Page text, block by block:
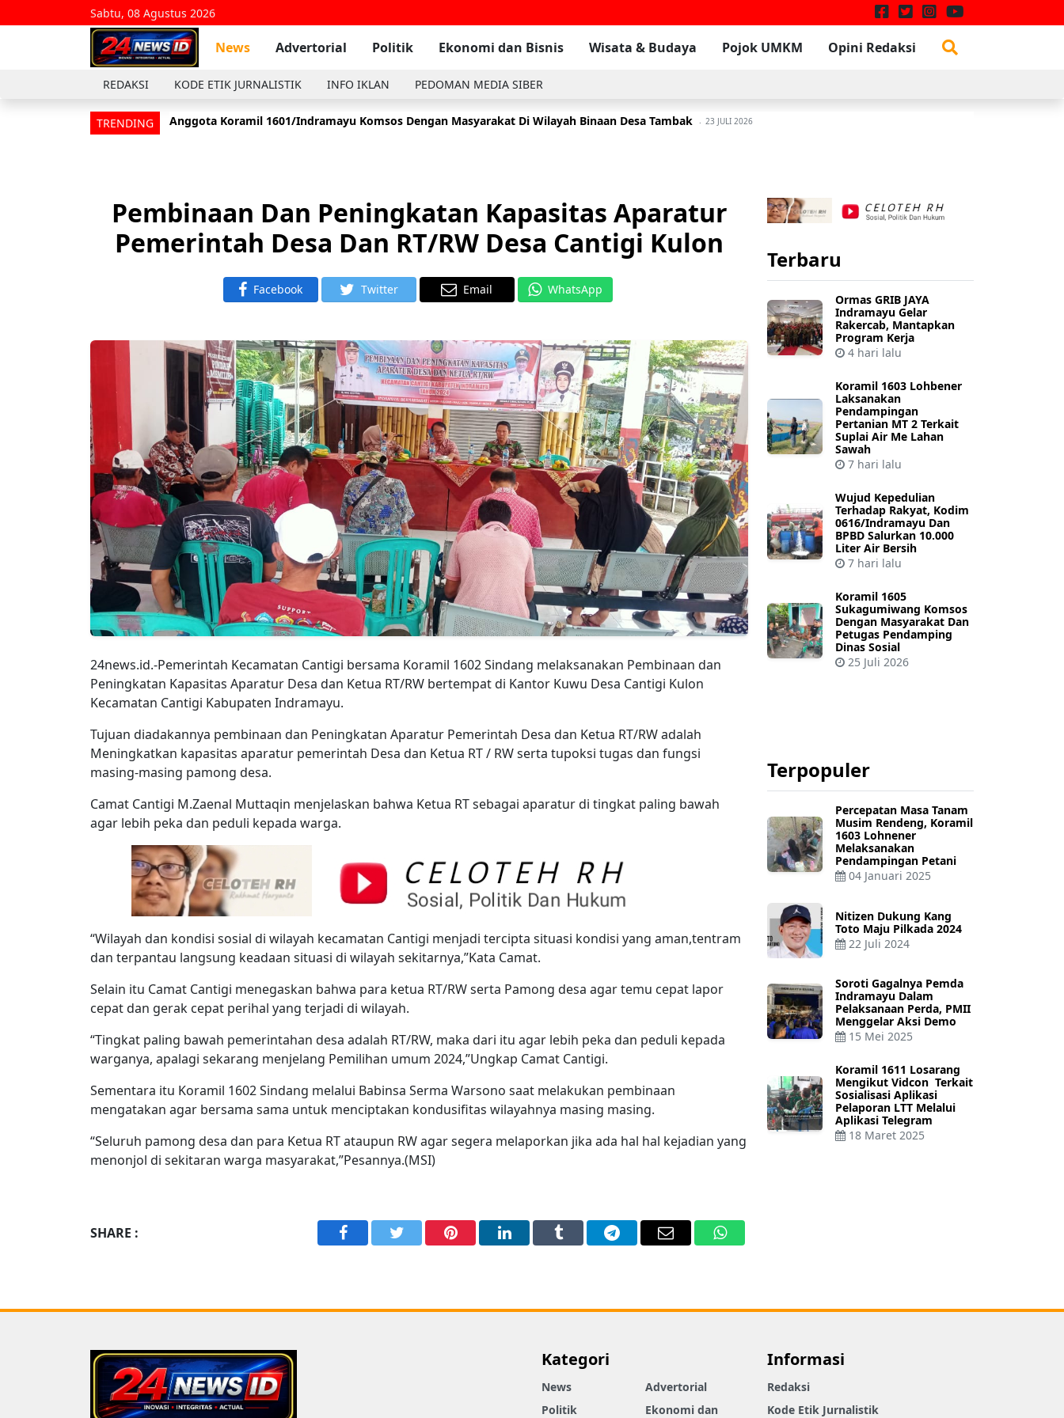
Sabtu, 08 Agustus 2026
News Advertorial Politik Ekonomi dan Bisnis Wisata & Budaya Pojok UMKM Opini Redaksi
REDAKSI KODE ETIK JURNALISTIK INFO IKLAN PEDOMAN MEDIA SIBER
TRENDING Anggota Koramil 1601/Indramayu Komsos Dengan Masyarakat Di Wilayah Binaan Desa Tambak 23 JULI 2026
Pembinaan Dan Peningkatan Kapasitas Aparatur
Pemerintah Desa Dan RT/RW Desa Cantigi Kulon
Facebook Twitter Email WhatsApp
24news.id.-Pemerintah Kecamatan Cantigi bersama Koramil 1602 Sindang melaksanakan Pembinaan dan
Peningkatan Kapasitas Aparatur Desa dan Ketua RT/RW bertempat di Kantor Kuwu Desa Cantigi Kulon
Kecamatan Cantigi Kabupaten Indramayu.
Tujuan diadakannya pembinaan dan Peningkatan Aparatur Pemerintah Desa dan Ketua RT/RW adalah
Meningkatkan kapasitas aparatur pemerintah Desa dan Ketua RT / RW serta tupoksi tugas dan fungsi
masing-masing pamong desa.
Camat Cantigi M.Zaenal Muttaqin menjelaskan bahwa Ketua RT sebagai aparatur di tingkat paling bawah
agar lebih peka dan peduli kepada warga.
“Wilayah dan kondisi sosial di wilayah kecamatan Cantigi menjadi tercipta situasi kondisi yang aman,tentram
dan terpantau langsung keadaan situasi di wilayah sekitarnya,”Kata Camat.
Selain itu Camat Cantigi menegaskan bahwa para ketua RT/RW serta Pamong desa agar temu cepat lapor
cepat dan gerak cepat perihal yang terjadi di wilayah.
“Tingkat paling bawah pemerintahan desa adalah RT/RW, maka dari itu agar lebih peka dan peduli kepada
warganya, apalagi sekarang menjelang Pemilihan umum 2024,”Ungkap Camat Cantigi.
Sementara itu Koramil 1602 Sindang melalui Babinsa Serma Warsono saat melakukan pembinaan
mengatakan agar bersama sama untuk menciptakan kondusifitas wilayahnya masing masing.
“Seluruh pamong desa dan para Ketua RT ataupun RW agar segera melaporkan jika ada hal hal kejadian yang
menonjol di sekitaran warga masyarakat,”Pesannya.(MSI)
SHARE :
FacebookTwitterPinterestLinkedInTumblrTelegramEmail WhatsApp
Terbaru
Ormas GRIB JAYA
Indramayu Gelar
Rakercab, Mantapkan
Program Kerja
4 hari lalu
Koramil 1603 Lohbener
Laksanakan
Pendampingan
Pertanian MT 2 Terkait
Suplai Air Me Lahan
Sawah
7 hari lalu
Wujud Kepedulian
Terhadap Rakyat, Kodim
0616/Indramayu Dan
BPBD Salurkan 10.000
Liter Air Bersih
7 hari lalu
Koramil 1605
Sukagumiwang Komsos
Dengan Masyarakat Dan
Petugas Pendamping
Dinas Sosial
25 Juli 2026
Terpopuler
Percepatan Masa Tanam
Musim Rendeng, Koramil
1603 Lohnener
Melaksanakan
Pendampingan Petani
04 Januari 2025
Nitizen Dukung Kang
Toto Maju Pilkada 2024
22 Juli 2024
Soroti Gagalnya Pemda
Indramayu Dalam
Pelaksanaan Perda, PMII
Menggelar Aksi Demo
15 Mei 2025
Koramil 1611 Losarang
Mengikut Vidcon Terkait
Sosialisasi Aplikasi
Pelaporan LTT Melalui
Aplikasi Telegram
18 Maret 2025
Kategori
News
Advertorial
Politik
Ekonomi dan
Informasi
Redaksi
Kode Etik Jurnalistik